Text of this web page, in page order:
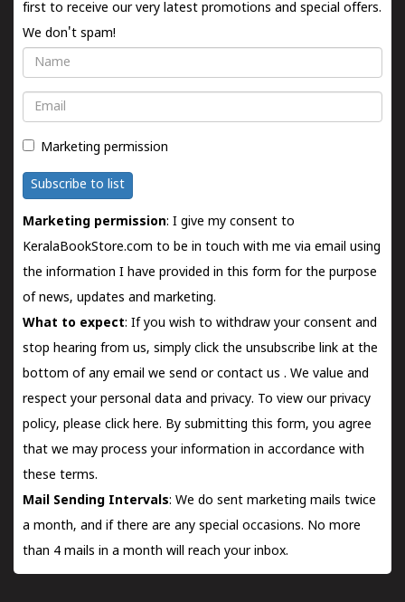
first to receive our very latest promotions and special offers.
We don't spam!
Name
Email
Marketing permission
Subscribe to list
Marketing permission: I give my consent to
KeralaBookStore.com to be in touch with me via email using
the information I have provided in this form for the purpose
of news, updates and marketing.
What to expect: If you wish to withdraw your consent and
stop hearing from us, simply click the unsubscribe link at the
bottom of any email we send orcontact us . We value and
respect your personal data and privacy. To view our privacy
policy, please click here. By submitting this form, you agree
that we may process your information in accordance with
these terms.
Mail Sending Intervals: We do sent marketing mails twice
a month, and if there are any special occasions. No more
than 4 mails in a month will reach your inbox.